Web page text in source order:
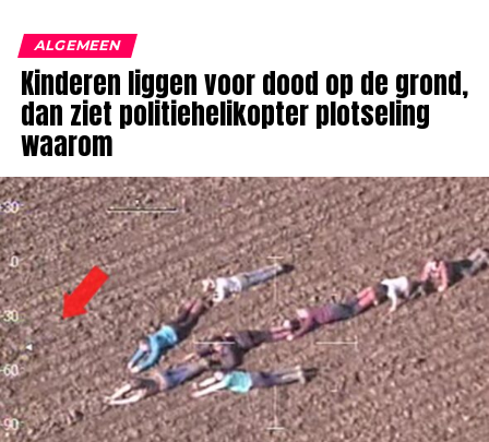
ALGEMEEN
Kinderen liggen voor dood op de grond,
dan ziet politiehelikopter plotseling
waarom